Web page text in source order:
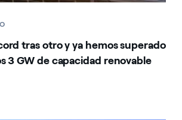
tras otro y ya hemos superado
3 GW de capacidad renovable